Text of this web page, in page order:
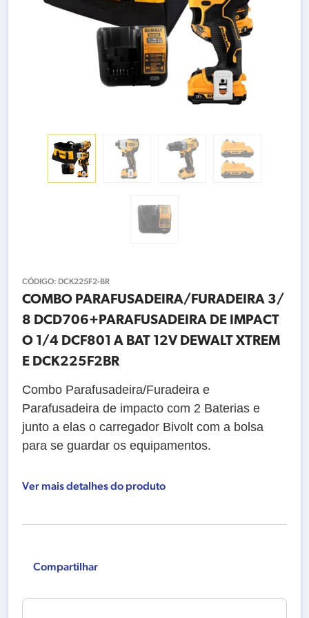
CÓDIGO: DCK225F2-BR
COMBO PARAFUSADEIRA/FURADEIRA 3/
8 DCD706+PARAFUSADEIRA DE IMPACT
O 1/4 DCF801 A BAT 12V DEWALT XTREM
E DCK225F2BR
Combo Parafusadeira/Furadeira e
Parafusadeira de impacto com 2 Baterias e
junto a elas o carregador Bivolt com a bolsa
para se guardar os equipamentos.
Ver mais detalhes do produto
Compartilhar